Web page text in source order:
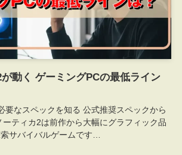
動く ゲーミングPCの最低ライン
要なスペックを知る 公式推奨スペックから
ーティカ2は前作から大幅にグラフィック品
サバイバルゲームです…